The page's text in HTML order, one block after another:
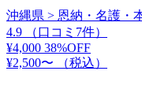
沖縄県 > 恩納・名護・
4.9
（口コミ7件）
¥4,000 38%OFF
¥2,500〜
（税込）